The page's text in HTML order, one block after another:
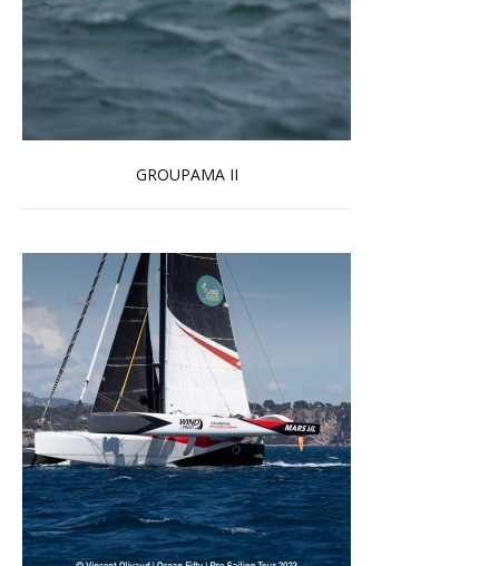
GROUPAMA II
En savoir plus...